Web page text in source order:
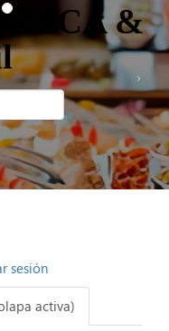
&
sesión
activa)